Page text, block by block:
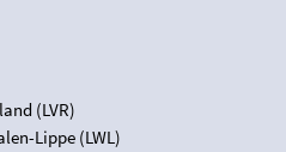
(LVR)
Lippe (LWL)